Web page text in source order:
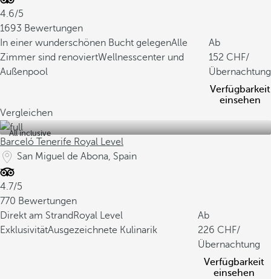
4.6/5
1693 Bewertungen
In einer wunderschönen Bucht gelegenAlle
Zimmer sind renoviertWellnesscenter und
Außenpool
Ab
152
/
Übernachtung
Verfügbarkeit
einsehen
Vergleichen
All inclusive
Barceló Tenerife Royal Level
San Miguel de Abona, Spain
4.7/5
770 Bewertungen
Direkt am Strand Royal Level
ExklusivitätAusgezeichnete Kulinarik
Ab
226
/
Übernachtung
Verfügbarkeit
einsehen